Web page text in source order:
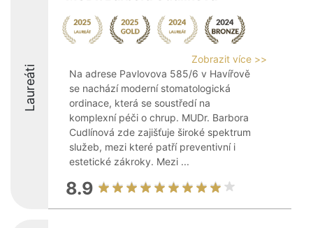
Laureáti
Zobrazit více >>
Na adrese Pavlovova 585/6 v Havířově
se nachází moderní stomatologická
ordinace, která se soustředí na
komplexní péči o chrup. MUDr. Barbora
Cudlínová zde zajišťuje široké spektrum
služeb, mezi které patří preventivní i
estetické zákroky. Mezi ...
8.9